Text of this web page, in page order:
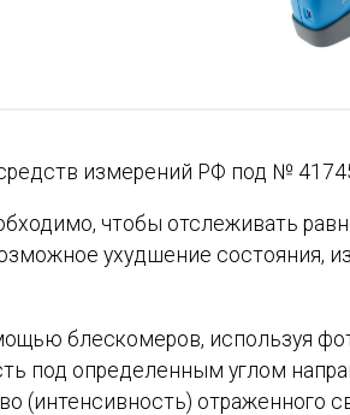
измерений РФ под №
чтобы отслеживать
ухудшение состояния,
блескомеров, используя
под определенным углом
(интенсивность) отраженного